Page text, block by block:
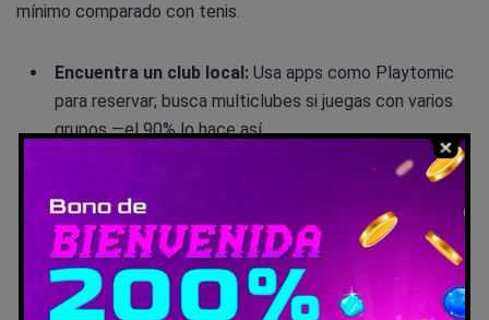
mínimo comparado con tenis.
Encuentra un club local: Usa apps como Playtomic
para reservar; busca multiclubes si juegas con varios
grupos —el 90% lo hace así.
El dobles es social; invita a un amigo
para rallies divertidos y estrategia compartida.
Invierte en lo básico:Pala homologada, pelota FIP, y
protector de pala para durabilidad.
Practica progresivamente:Empieza con partidos